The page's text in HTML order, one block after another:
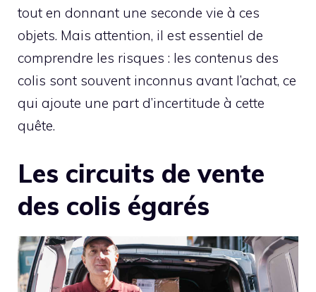
tout en donnant une seconde vie à ces
objets. Mais attention, il est essentiel de
comprendre les risques : les contenus des
colis sont souvent inconnus avant l’achat, ce
qui ajoute une part d’incertitude à cette
quête.
Les circuits de vente
des colis égarés